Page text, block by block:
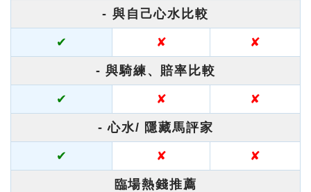
- 與自己心水比較
✔ ✘ ✘
- 與騎練、賠率比較
✔ ✘ ✘
- 心水/ 隱藏馬評家
✔ ✘ ✘
臨場熱錢推薦